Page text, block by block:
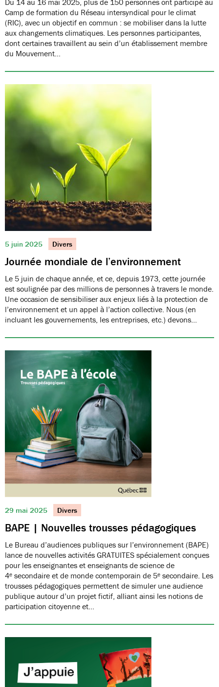
Camp de formation du Réseau intersyndical pour le climat
(RIC), avec un objectif en commun : se mobiliser dans la lutte
aux changements climatiques. Les personnes participantes,
dont certaines travaillent au sein d’un établissement membre
du Mouvement…
5 juin 2025 Divers
Journée mondiale de l’environnement
Le 5 juin de chaque année, et ce, depuis 1973, cette journée
est soulignée par des millions de personnes à travers le monde.
Une occasion de sensibiliser aux enjeux liés à la protection de
l’environnement et un appel à l’action collective. Nous (en
incluant les gouvernements, les entreprises, etc.) devons…
29 mai 2025 Divers
BAPE | Nouvelles trousses pédagogiques
Le Bureau d’audiences publiques sur l’environnement (BAPE)
lance de nouvelles activités GRATUITES spécialement conçues
pour les enseignantes et enseignants de science de
4ᵉ secondaire et de monde contemporain de 5ᵉ secondaire. Les
trousses pédagogiques permettent de simuler une audience
publique autour d’un projet fictif, alliant ainsi les notions de
participation citoyenne et…